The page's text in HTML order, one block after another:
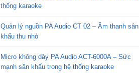
thống karaoke
Quản lý nguồn PA Audio CT 02 – Âm thanh sân
khấu thu nhỏ
Micro không dây PA Audio ACT-6000A – Sức
mạnh sân khấu trong hệ thống karaoke